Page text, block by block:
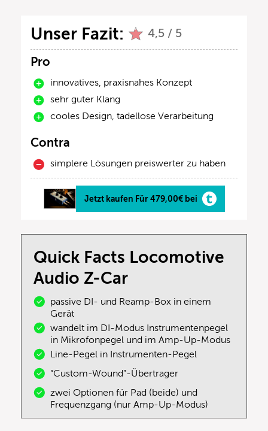
Unser Fazit: 4,5 / 5
Pro
innovatives, praxisnahes Konzept
sehr guter Klang
cooles Design, tadellose Verarbeitung
Contra
simplere Lösungen preiswerter zu haben
Jetzt kaufen Für 479,00€ bei
Quick Facts Locomotive
Audio Z-Car
passive DI- und Reamp-Box in einem
Gerät
wandelt im DI-Modus Instrumentenpegel
in Mikrofonpegel und im Amp-Up-Modus
Line-Pegel in Instrumenten-Pegel
“Custom-Wound”-Übertrager
zwei Optionen für Pad (beide) und
Frequenzgang (nur Amp-Up-Modus)